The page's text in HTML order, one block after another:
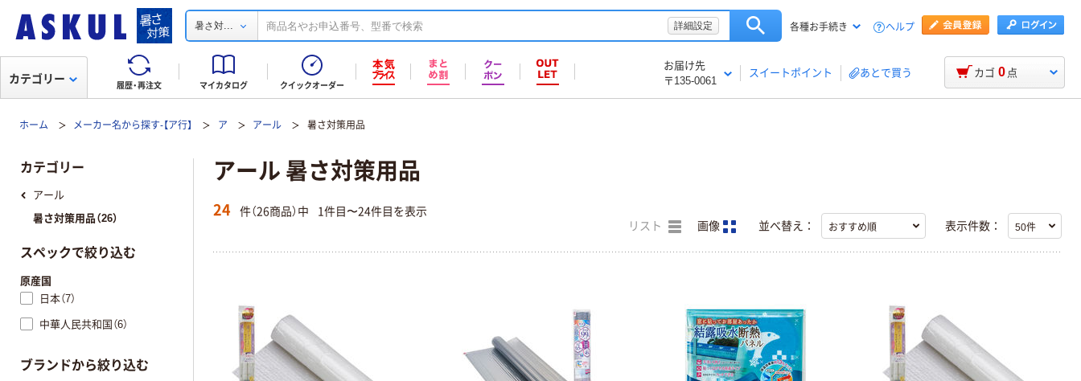
暑さ対... 詳細設定 各種お手続き ヘルプ
履歴・再注文 マイカタログ クイックオーダー
お届け先
〒135-0061
スイートポイント あとで買う
カテゴリー カゴ 0 点
ホーム メーカー名から探す-【ア行】 ア アール 暑さ対策用品
アール 暑さ対策用品
24 件（26商品）中 1件目〜24件目を表示
リスト 画像 並べ替え： 表示件数：
カテゴリー
アール
暑さ対策用品（26）
スペックで絞り込む
原産国
日本（7）
中華人民共和国（6）
ブランドから絞り込む